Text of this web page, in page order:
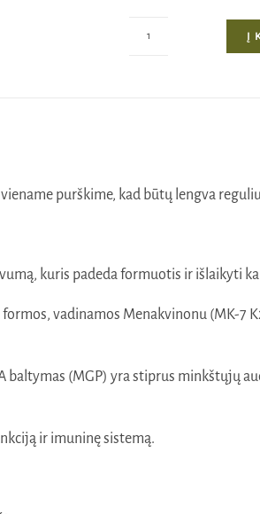
Į
purškime, kad būtų lengva
kuris padeda formuotis ir išlaikyti
vadinamos Menakvinonu (MK-7
(MGP) yra stiprus minkštųjų
ir imuninę sistemą.